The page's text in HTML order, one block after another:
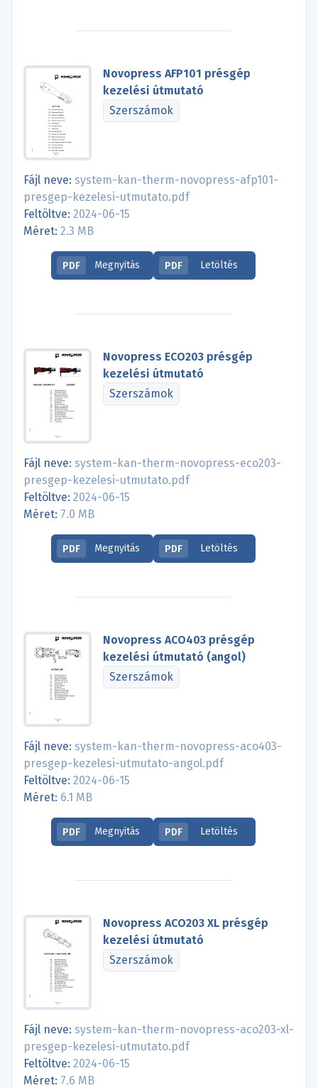
Novopress AFP101 présgép
kezelési útmutató
Szerszámok
Fájl neve: system-kan-therm-novopress-afp101-
presgep-kezelesi-utmutato.pdf
Feltöltve: 2024-06-15
Méret: 2.3 MB
PDF Megnyitás PDF Letöltés
Novopress ECO203 présgép
kezelési útmutató
Szerszámok
Fájl neve: system-kan-therm-novopress-eco203-
presgep-kezelesi-utmutato.pdf
Feltöltve: 2024-06-15
Méret: 7.0 MB
PDF Megnyitás PDF Letöltés
Novopress ACO403 présgép
kezelési útmutató (angol)
Szerszámok
Fájl neve: system-kan-therm-novopress-aco403-
presgep-kezelesi-utmutato-angol.pdf
Feltöltve: 2024-06-15
Méret: 6.1 MB
PDF Megnyitás PDF Letöltés
Novopress ACO203 XL présgép
kezelési útmutató
Szerszámok
Fájl neve: system-kan-therm-novopress-aco203-xl-
presgep-kezelesi-utmutato.pdf
Feltöltve: 2024-06-15
Méret: 7.6 MB